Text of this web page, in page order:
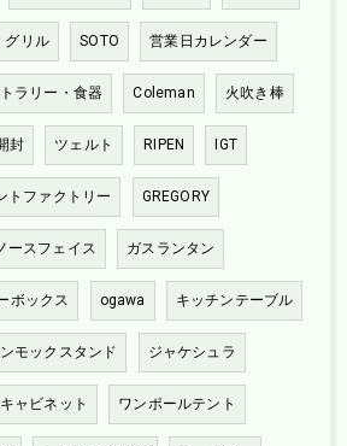
グリル SOTO 営業日カレンダー
ラリー・食器 Coleman 火吹き棒
封 ツェルト RIPEN IGT
トファクトリー GREGORY
ースフェイス ガスランタン
ボックス ogawa キッチンテーブル
モックスタンド ジャケシュラ
ャビネット ワンポールテント